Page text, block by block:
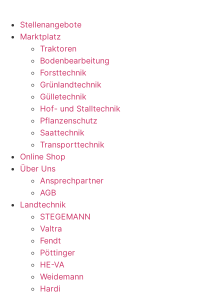
Stellenangebote
Marktplatz
Traktoren
Bodenbearbeitung
Forsttechnik
Grünlandtechnik
Gülletechnik
Hof- und Stalltechnik
Pflanzenschutz
Saattechnik
Transporttechnik
Online Shop
Über Uns
Ansprechpartner
AGB
Landtechnik
STEGEMANN
Valtra
Fendt
Pöttinger
HE-VA
Weidemann
Hardi